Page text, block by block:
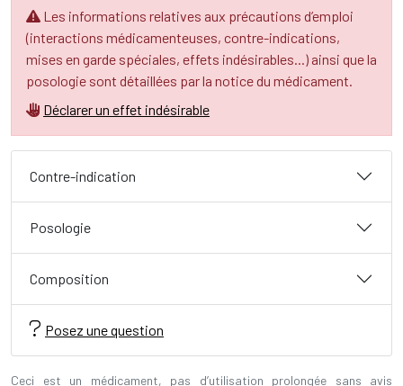
Les informations relatives aux précautions d’emploi
(interactions médicamenteuses, contre-indications,
mises en garde spéciales, effets indésirables...) ainsi que la
posologie sont détaillées par la notice du médicament.
Déclarer un effet indésirable
Contre-indication
Posologie
Composition
Posez une question
Ceci est un médicament, pas d’utilisation prolongée sans avis